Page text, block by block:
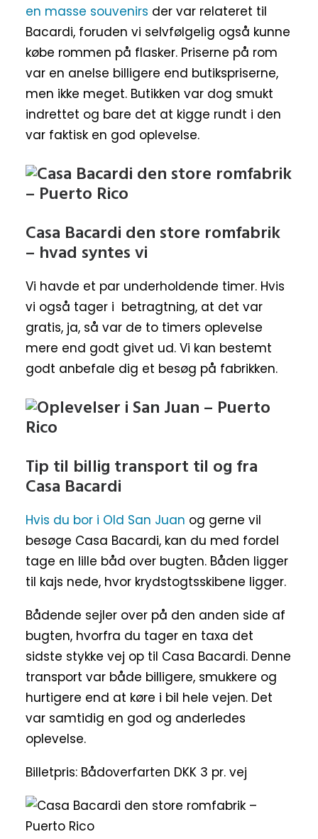
en masse souvenirs der var relateret til
Bacardi, foruden vi selvfølgelig også kunne
købe rommen på flasker. Priserne på rom
var en anelse billigere end butikspriserne,
men ikke meget. Butikken var dog smukt
indrettet og bare det at kigge rundt i den
var faktisk en god oplevelse.
Casa Bacardi den store romfabrik
– hvad syntes vi
Vi havde et par underholdende timer. Hvis
vi også tager i betragtning, at det var
gratis, ja, så var de to timers oplevelse
mere end godt givet ud. Vi kan bestemt
godt anbefale dig et besøg på fabrikken.
Tip til billig transport til og fra
Casa Bacardi
Hvis du bor i Old San Juan og gerne vil
besøge Casa Bacardi, kan du med fordel
tage en lille båd over bugten. Båden ligger
til kajs nede, hvor krydstogtsskibene ligger.
Bådende sejler over på den anden side af
bugten, hvorfra du tager en taxa det
sidste stykke vej op til Casa Bacardi. Denne
transport var både billigere, smukkere og
hurtigere end at køre i bil hele vejen. Det
var samtidig en god og anderledes
oplevelse.
Billetpris: Bådoverfarten DKK 3 pr. vej